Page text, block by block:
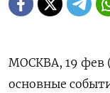
МОСКВА, 19 фев
основные